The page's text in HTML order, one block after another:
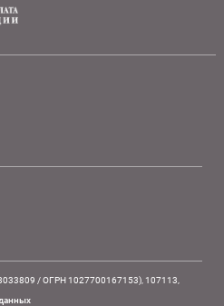
/ ОГРН 1027700167153), 107113,